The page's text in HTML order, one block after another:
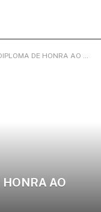
DE HONRA AO MÉRITO.
AO